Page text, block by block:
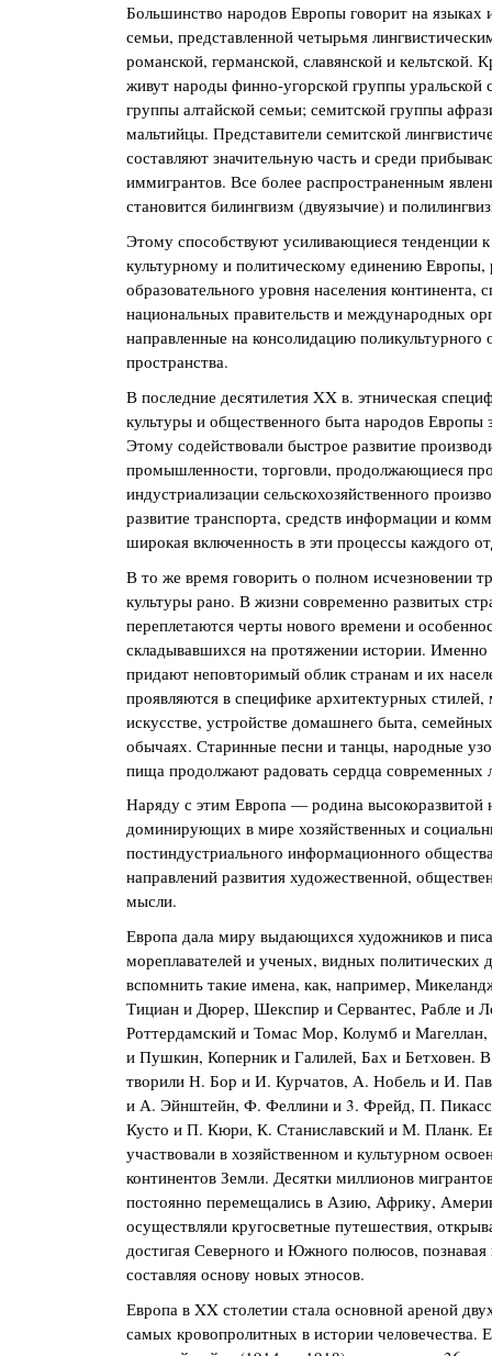
Большинство народов Европы говорит на языках
семьи, представленной четырьмя
романской, германской, славянской и кельтской.
живут народы финно-угорской группы уральской
группы алтайской семьи; семитской группы
мальтийцы. Представители семитской
составляют значительную часть и среди
иммигрантов. Все более распространенным
становится билингвизм (двуязычие) и
Этому способствуют усиливающиеся тенденции
культурному и политическому единению Европы,
образовательного уровня населения континента,
национальных правительств и международных
направленные на консолидацию поликультурного
пространства.
В последние десятилетия XX в. этническая
культуры и общественного быта народов Европы
Этому содействовали быстрое развитие
промышленности, торговли, продолжающиеся
индустриализации сельскохозяйственного
развитие транспорта, средств информации и
широкая включенность в эти процессы каждого
В то же время говорить о полном исчезновении
культуры рано. В жизни современно развитых
переплетаются черты нового времени и
складывавшихся на протяжении истории. Именно
придают неповторимый облик странам и их
проявляются в специфике архитектурных
искусстве, устройстве домашнего быта,
обычаях. Старинные песни и танцы, народные
пища продолжают радовать сердца современных
Наряду с этим Европа — родина высокоразвитой
доминирующих в мире хозяйственных и
постиндустриального информационного
направлений развития художественной,
мысли.
Европа дала миру выдающихся художников и
мореплавателей и ученых, видных политических
вспомнить такие имена, как, например,
Тициан и Дюрер, Шекспир и Сервантес, Рабле и
Роттердамский и Томас Мор, Колумб и
и Пушкин, Коперник и Галилей, Бах и Бетховен.
творили Н. Бор и И. Курчатов, А. Нобель и И.
и А. Эйнштейн, Ф. Феллини и 3. Фрейд, П.
Кусто и П. Кюри, К. Станиславский и М. Планк.
участвовали в хозяйственном и культурном
континентов Земли. Десятки миллионов
постоянно перемещались в Азию, Африку,
осуществляли кругосветные путешествия,
достигая Северного и Южного полюсов, познавая
составляя основу новых этносов.
Европа в XX столетии стала основной ареной
самых кровопролитных в истории человечества.